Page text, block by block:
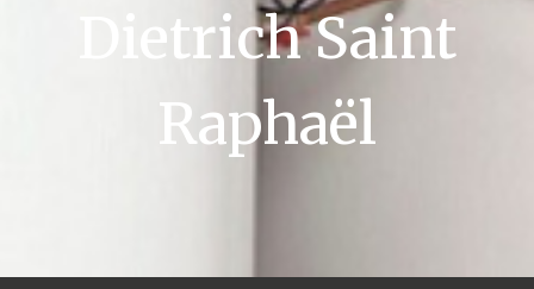
Dietrich Saint
Raphaël